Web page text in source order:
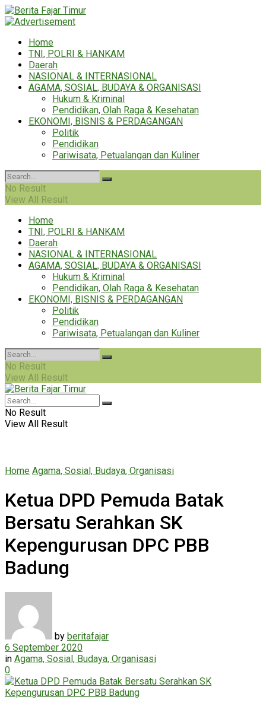
Home
TNI, POLRI & HANKAM
Daerah
NASIONAL & INTERNASIONAL
AGAMA, SOSIAL, BUDAYA & ORGANISASI
Hukum & Kriminal
Pendidikan, Olah Raga & Kesehatan
EKONOMI, BISNIS & PERDAGANGAN
Politik
Pendidikan
Pariwisata, Petualangan dan Kuliner
No Result
View All Result
Home
TNI, POLRI & HANKAM
Daerah
NASIONAL & INTERNASIONAL
AGAMA, SOSIAL, BUDAYA & ORGANISASI
Hukum & Kriminal
Pendidikan, Olah Raga & Kesehatan
EKONOMI, BISNIS & PERDAGANGAN
Politik
Pendidikan
Pariwisata, Petualangan dan Kuliner
No Result
View All Result
No Result
View All Result
Home Agama, Sosial, Budaya, Organisasi
Ketua DPD Pemuda Batak
Bersatu Serahkan SK
Kepengurusan DPC PBB
Badung
by beritafajar
6 September 2020
in Agama, Sosial, Budaya, Organisasi
0